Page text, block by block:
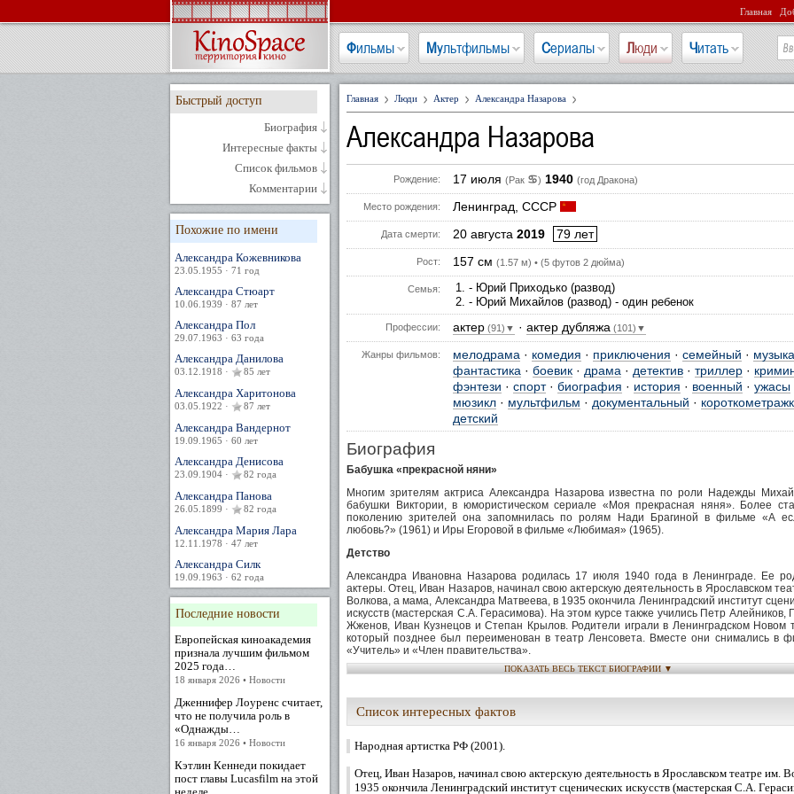
Главная
Фильмы Мультфильмы Сериалы Люди Читать
Быстрый доступ
Биография
Интересные факты
Список фильмов
Комментарии
Похожие по имени
Александра Кожевникова
23.05.1955 · 71 год
Александра Стюарт
10.06.1939 · 87 лет
Александра Пол
29.07.1963 · 63 года
Александра Данилова
03.12.1918 · 85 лет
Александра Харитонова
03.05.1922 · 87 лет
Александра Вандернот
19.09.1965 · 60 лет
Александра Денисова
23.09.1904 · 82 года
Александра Панова
26.05.1899 · 82 года
Александра Мария Лара
12.11.1978 · 47 лет
Александра Силк
19.09.1963 · 62 года
Последние новости
Европейская киноакадемия
признала лучшим фильмом
2025 года…
18 января 2026 • Новости
Дженнифер Лоуренс считает,
что не получила роль в
«Однажды…
16 января 2026 • Новости
Кэтлин Кеннеди покидает
пост главы Lucasfilm на этой
Главная Люди Актер Александра Назарова
Александра Назарова
Рождение: 17 июля (Рак ♋) 1940 (год Дракона)
Место рождения: Ленинград, СССР
Дата смерти: 20 августа 2019 79 лет
Рост: 157 см (1.57 м) • (5 футов 2 дюйма)
Семья:
- Юрий Приходько (развод)
- Юрий Михайлов (развод) - один ребенок
Профессии: актер (91)▼ · актер дубляжа (101)▼
Жанры фильмов: мелодрама · комедия · приключения · семейный · музыка
фантастика · боевик · драма · детектив · триллер ·
фэнтези · спорт· биография · история · военный · ужасы
мюзикл · мультфильм · документальный ·
детский
Биография
Бабушка «прекрасной няни»
Многим зрителям актриса Александра Назарова известна по роли Надежды
бабушки Виктории, в юмористическом сериале «Моя прекрасная няня». Более
поколению зрителей она запомнилась по ролям Нади Брагиной в фильме «А
любовь?» (1961) и Иры Егоровой в фильме «Любимая» (1965).
Детство
Александра Ивановна Назарова родилась 17 июля 1940 года в Ленинграде. Ее
актеры. Отец, Иван Назаров, начинал свою актерскую деятельность в Ярославском
Волкова, а мама, Александра Матвеева, в 1935 окончила Ленинградский институт
искусств (мастерская С.А. Герасимова). На этом курсе также учились Петр Алейников,
Жженов, Иван Кузнецов и Степан Крылов. Родители играли в Ленинградском Новом
который позднее был переименован в театр Ленсовета. Вместе они снимались в
«Учитель» и «Член правительства».
Перед самой войной отец вместе с театром уехал на гастроли во Владивосток. Когда
Родители кочевали по стране с театром. Победу встретили в Нижнем Тагиле.
запомнился на всю жизнь.
спектакле «Нора» Ибсена и мальчика в спектакле «Гибель дракона».
Во время летних каникул Александра гастролировала по стране вместе с
театром. Учебный год она обычно начинала в разных городах.
ПОКАЗАТЬ ВЕСЬ ТЕКСТ БИОГРАФИИ ▼
Список интересных фактов
Народная артистка РФ (2001).
Отец, Иван Назаров, начинал свою актерскую деятельность в Ярославском театре им.
1935 окончила Ленинградский институт сценических искусств (мастерская С.А.